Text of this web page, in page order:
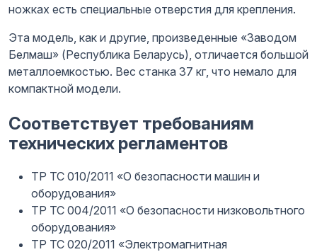
ножках есть специальные отверстия для крепления.
Эта модель, как и другие, произведенные «Заводом
Белмаш» (Республика Беларусь), отличается большой
металлоемкостью. Вес станка 37 кг, что немало для
компактной модели.
Соответствует требованиям
технических регламентов
ТР ТС 010/2011 «О безопасности машин и
оборудования»
ТР ТС 004/2011 «О безопасности низковольтного
оборудования»
ТР ТС 020/2011 «Электромагнитная